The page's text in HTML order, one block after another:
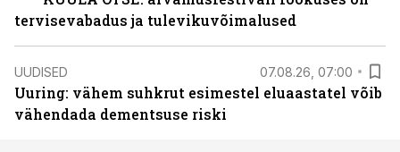
tervisevabadus ja tulevikuvõimalused
UUDISED 07.08.26, 07:00
Uuring: vähem suhkrut esimestel eluaastatel võib
vähendada dementsuse riski